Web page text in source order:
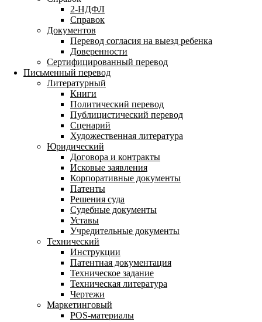
2-НДФЛ
Справок
Документов
Перевод согласия на выезд ребенка
Доверенности
Сертифицированный перевод
Письменный перевод
Литературный
Книги
Политический перевод
Публицистический перевод
Сценарий
Художественная литература
Юридический
Договора и контракты
Исковые заявления
Корпоративные документы
Патенты
Решения суда
Судебные документы
Уставы
Учредительные документы
Технический
Инструкции
Патентная документация
Техническое задание
Техническая литература
Чертежи
Маркетинговый
POS-материалы